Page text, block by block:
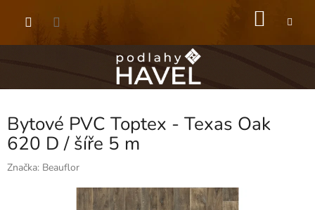
Bytové PVC Toptex - Texas Oak
620 D / šíře 5 m
Značka: Beauflor